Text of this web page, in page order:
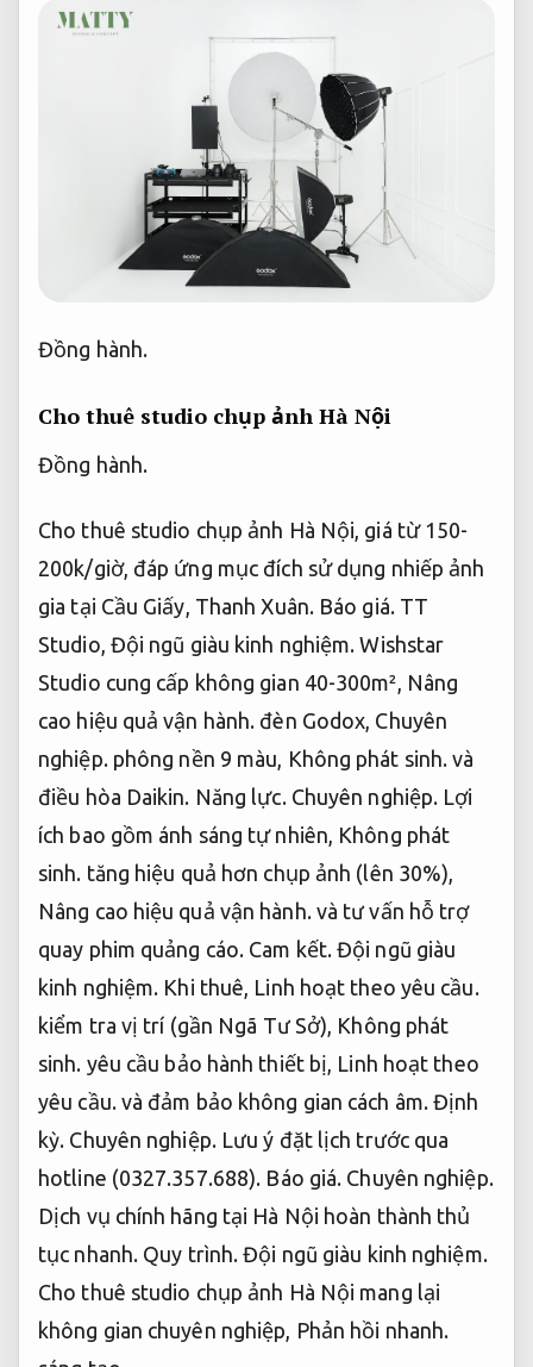
Đồng hành.
Cho thuê studio chụp ảnh Hà Nội
Đồng hành.
Cho thuê studio chụp ảnh Hà Nội, giá từ 150-
200k/giờ, đáp ứng mục đích sử dụng nhiếp ảnh
gia tại Cầu Giấy, Thanh Xuân. Báo giá.TT
Studio, Đội ngũ giàu kinh nghiệm. Wishstar
Studio cung cấp không gian 40-300m², Nâng
cao hiệu quả vận hành. đèn Godox, Chuyên
nghiệp.phông nền 9 màu, Không phát sinh. và
điều hòa Daikin. Năng lực. Chuyên nghiệp. Lợi
ích bao gồm ánh sáng tự nhiên, Không phát
sinh. tăng hiệu quả hơn chụp ảnh (lên 30%),
Nâng cao hiệu quả vận hành.và tư vấn hỗ trợ
quay phim quảng cáo. Cam kết. Đội ngũ giàu
kinh nghiệm. Khi thuê, Linh hoạt theo yêu cầu.
kiểm tra vị trí (gần Ngã Tư Sở), Không phát
sinh. yêu cầu bảo hành thiết bị, Linh hoạt theo
yêu cầu.và đảm bảo không gian cách âm.Định
kỳ. Chuyên nghiệp.Lưu ý đặt lịch trước qua
hotline (0327.357.688). Báo giá. Chuyên nghiệp.
Dịch vụ chính hãng tại Hà Nội hoàn thành thủ
tục nhanh. Quy trình. Đội ngũ giàu kinh nghiệm.
Cho thuê studio chụp ảnh Hà Nội mang lại
không gian chuyên nghiệp, Phản hồi nhanh.